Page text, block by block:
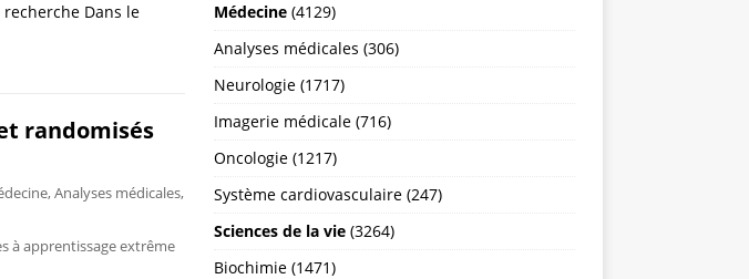
Dans le
randomisés
,Analyses médicales,
à apprentissage extrême
Médecine(4129)
Analyses médicales (306)
Neurologie (1717)
Imagerie médicale (716)
Oncologie (1217)
Système cardiovasculaire (247)
Sciences de la vie(3264)
Biochimie (1471)